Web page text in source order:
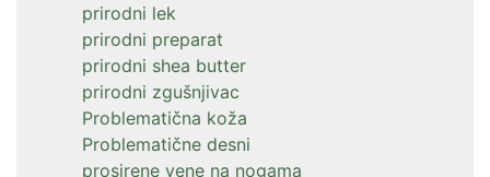
prirodni lek
prirodni preparat
prirodni shea butter
prirodni zgušnjivac
Problematična koža
Problematične desni
prosirene vene na nogama